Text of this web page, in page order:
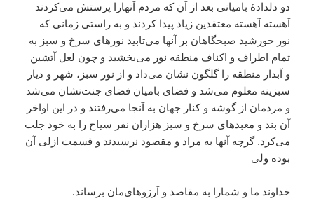
دو دلدادۀ بامیانی بعد از آن که مردم آنهارا پرستش می‌کردند
آهسته آهسته معتقدین زیاد پیدا کردند و به راستی زمانی که
نور خورشید صبحگاهان بر آنها می‌تابید نورهای سرخ و سبز به
تمام اطراف و اکناف منطقه نور می‌بخشید و چون لعل آتشین
و آبدار منطقه را گلگون نشان می‌داد و از نور سبز، شهر و دیار
سبزینه معلوم می‌شد و فضای بامیان فضای جنت‌نشان می‌شد
و مردمان از گوشه و کنار جهان به آنجا می‌رفتند و در این اواخر
آن بند و معبدهای سرخ و سبز هزاران نفر سیاح را به خود جلب
می‌کرد. گرچه آنها به مراد و مقصود نرسیدند و قسمت ازلی آن
بوده ولی
خداوند ما و شمارا به مقاصد و آرزوهای‌مان برساند.